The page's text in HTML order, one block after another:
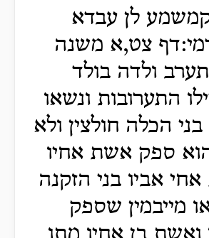
לן עבדא
צט,א משנה
ולדה בולד
התערובות ונשאו
הכלה חולצין ולא
ספק אשת אחיו
אביו בני הזקנה
מייבמין שספק